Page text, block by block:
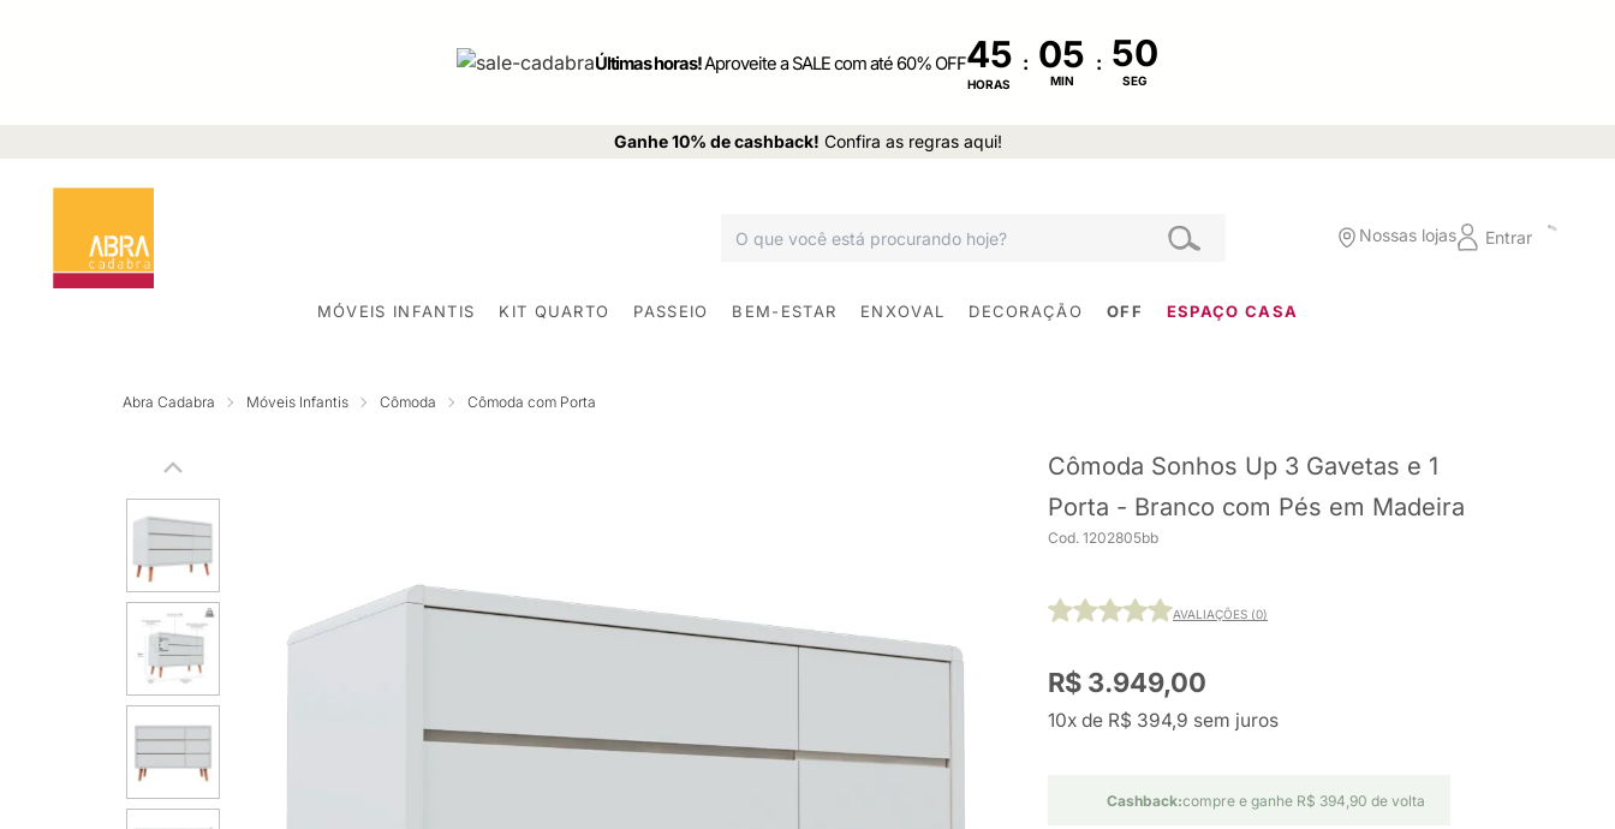
Últimas horas!Aproveite a SALE com até 60% OFF45
HORAS
:
MIN
:
SEG
Ganhe 10% de cashback! Confira as regras aqui!
Nossas lojas Entrar
MÓVEIS INFANTIS KIT QUARTO PASSEIO BEM-ESTAR ENXOVAL DECORAÇÃO OFF ESPAÇO CASA
Abra Cadabra Móveis Infantis Cômoda Cômoda com Porta
Cômoda Sonhos Up 3 Gavetas e 1
Porta - Branco com Pés em Madeira
Cod. 1202805bb
AVALIAÇÕES (0)
R$ 3.949,00
10x de R$ 394,9 sem juros
Cashback:compre e ganhe R$ 394,90 de volta